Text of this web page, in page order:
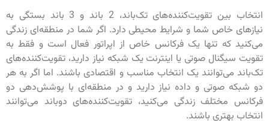
انتخاب بین تقویت‌کننده‌های تک‌باند، 2 باند و 3 باند بستگی به
نیازهای خاص شما و شرایط محیطی دارد. اگر شما در منطقه‌ای زندگی
می‌کنید که تنها یک فرکانس خاص از اپراتور فعال است و فقط به
تقویت سیگنال صوتی یا اینترنت یک شبکه نیاز دارید، تقویت‌کننده‌های
تک‌باند می‌توانند یک انتخاب مناسب و اقتصادی باشند. اما اگر به هر
دو شبکه صوتی و داده نیاز دارید و در منطقه‌ای با پوشش‌دهی دو
فرکانس مختلف زندگی می‌کنید، تقویت‌کننده‌های دوباند می‌توانند
انتخاب بهتری باشند.